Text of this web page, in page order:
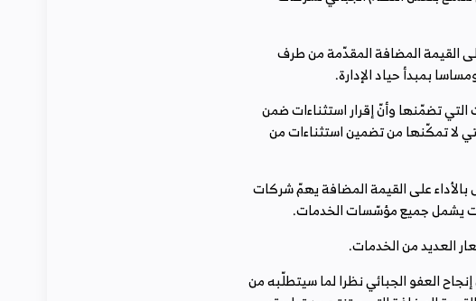
أنّ‭ ‬إصدار‭ ‬أيّة‭ ‬مذكّرة‭ ‬تتضمن‭ ‬إجراءات‭ ‬استثنائيّة‭ ‬تطبّق‭ ‬على‭ ‬مطالب‭ ‬استرجاع‭ ‬فائض‭ ‬الأداء‭ ‬على‭ ‬القيمة‭ ‬المضافة‭ ‬المقدّمة‭ ‬من‭ ‬طرف‭
أنّ‭ ‬الفصل‭ ‬52‭ ‬من‭ ‬قانون‭ ‬الماليّة‭ ‬لم‭ ‬يستثن‭ ‬صنفا‭ ‬معينا‭ ‬من‭ ‬المؤسّسات‭ ‬من‭ ‬تطبيق‭ ‬الإجراءات‭ ‬التي‭ ‬تضمّنها‭ ‬وأنّ‭ ‬إقرار‭ ‬استثناءات‭ ‬ضمن‭
‬المذكّرات‭ ‬العامّة‭ ‬مخالف‭ ‬للقانون‭ ‬ولوظيفتها‭ ‬التي‭ ‬لا‭ ‬تتجاوز‭ ‬تفسير‭ ‬الأحكام‭ ‬القانونيّة‭ ‬والتي‭ ‬لا‭ ‬تمكّنها‭ ‬من‭ ‬تضمين‭ ‬استثناءات‭ ‬من‭
أنّ‭ ‬عنوان‭ ‬الفصل‭ ‬52‭ ‬من‭ ‬قانون‭ ‬الماليّة‭ ‬لسنة‭ ‬2022‭ ‬يوحي‭ ‬بأن‭ ‬حذف‭ ‬الانتفاع‭ ‬بتوقيف‭ ‬العمل‭ ‬بالأداء‭ ‬على‭ ‬القيمة‭ ‬المضافة‭ ‬يهمّ‭ ‬شركات‭
أنّ‭ ‬الإجراء‭ ‬سيكون‭ ‬له‭ ‬انعكاسات‭ ‬سلبيّة‭ ‬على‭ ‬مردوديّة‭ ‬مصالح‭ ‬مراقبة‭ ‬الأداءات‭ ‬وعلى‭ ‬فرص‭ ‬إنجاح‭ ‬العفو‭ ‬الجبائي‭ ‬نظرا‭ ‬لما‭ ‬سيتطلّبه‭ ‬من‭